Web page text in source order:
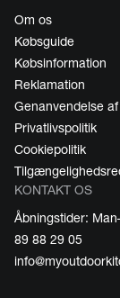
Om os
Købsguide
Købsinformation
Reklamation
Genanvendelse
Privatlivspolitik
Cookiepolitik
KONTAKT OS
Åbningstider:
89 88 29 05